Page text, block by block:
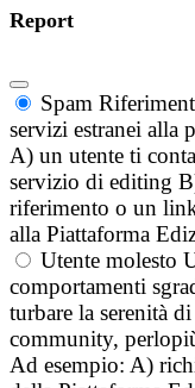
Report
Spam
servizi estranei alla
A) un utente ti
servizio di editing
riferimento o un
alla Piattaforma
Utente molesto
comportamenti
turbare la serenità
community,
Ad esempio: A)